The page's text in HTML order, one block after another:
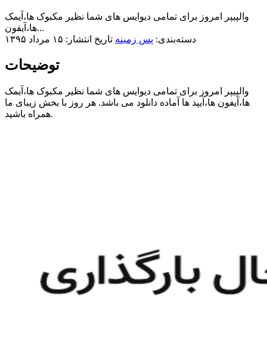
والپیپر امروز برای تمامی دیوایس های شما نظیر مکبوک ها،آیمک
ها،آیفون...
دسته‌بندی: پس زمینه تاریخ انتشار: ۱۵ مرداد ۱۳۹۵
توضیحات
والپیپر امروز برای تمامی دیوایس های شما نظیر مکبوک ها،آیمک
ها،آیفون ها،آیپد ها آماده دانلود می باشد. هر روز با بخش زیبای ما
همراه باشید.​